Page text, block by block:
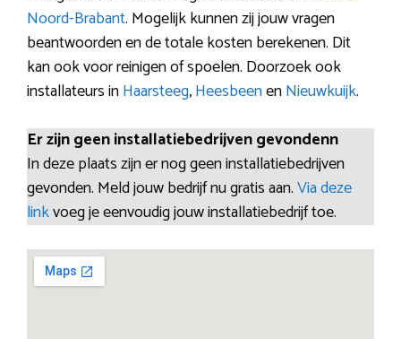
Noord-Brabant. Mogelijk kunnen zij jouw vragen
beantwoorden en de totale kosten berekenen. Dit
kan ook voor reinigen of spoelen. Doorzoek ook
installateurs inHaarsteeg,HeesbeenenNieuwkuijk.
Er zijn geen installatiebedrijven gevondenn
In deze plaats zijn er nog geen installatiebedrijven
gevonden. Meld jouw bedrijf nu gratis aan.Via deze
linkvoeg je eenvoudig jouw installatiebedrijf toe.